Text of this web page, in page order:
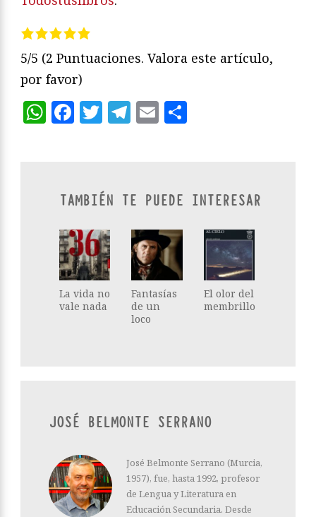
5/5 (2 Puntuaciones. Valora este artículo,
por favor)
WhatsApp
Facebook
Twitter
Telegram
Email
TAMBIÉN TE PUEDE INTERESAR
La vida no
vale nada
Fantasías
de un
loco
El olor del
membrillo
JOSÉ BELMONTE SERRANO
José Belmonte Serrano (Murcia,
1957), fue, hasta 1992, profesor
de Lengua y Literatura en
Educación Secundaria. Desde